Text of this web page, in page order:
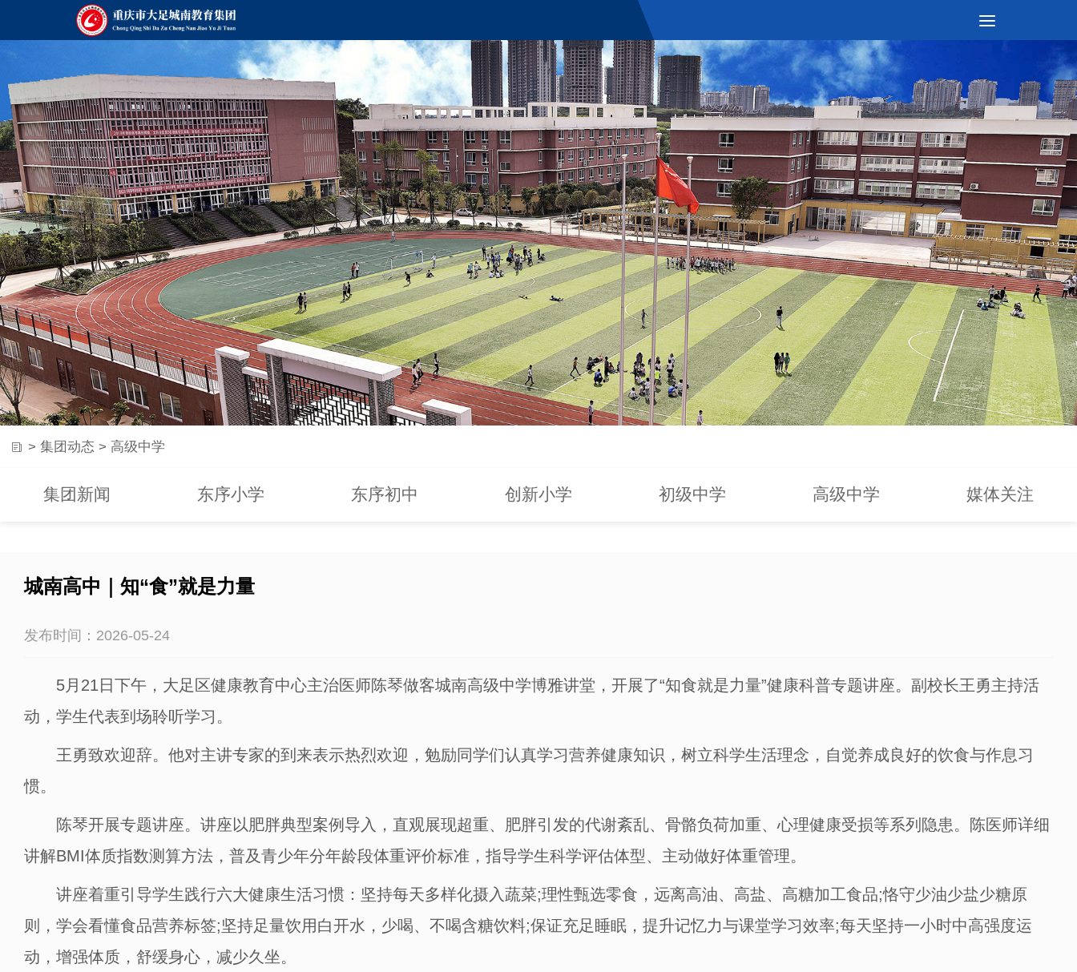
集团新闻 东序小学 东序初中 创新小学 初级中学 高级中学 媒体关注
> 集团动态 > 高级中学
城南高中｜知“食”就是力量
发布时间：2026-05-24
5月21日下午，大足区健康教育中心主治医师陈琴做客城南高级中学博雅讲堂，开展了“知食就是力量”健康科普专题讲座。副校长王勇主持活
动，学生代表到场聆听学习。
王勇致欢迎辞。他对主讲专家的到来表示热烈欢迎，勉励同学们认真学习营养健康知识，树立科学生活理念，自觉养成良好的饮食与作息习
惯。
陈琴开展专题讲座。讲座以肥胖典型案例导入，直观展现超重、肥胖引发的代谢紊乱、骨骼负荷加重、心理健康受损等系列隐患。陈医师详细
讲解BMI体质指数测算方法，普及青少年分年龄段体重评价标准，指导学生科学评估体型、主动做好体重管理。
讲座着重引导学生践行六大健康生活习惯：坚持每天多样化摄入蔬菜;理性甄选零食，远离高油、高盐、高糖加工食品;恪守少油少盐少糖原
则，学会看懂食品营养标签;坚持足量饮用白开水，少喝、不喝含糖饮料;保证充足睡眠，提升记忆力与课堂学习效率;每天坚持一小时中高强度运
动，增强体质，舒缓身心，减少久坐。